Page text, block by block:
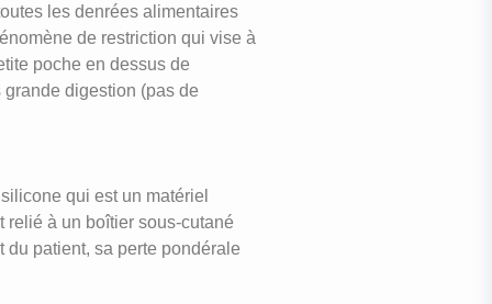
les denrées alimentaires
de restriction qui vise à
poche en dessus de
grande digestion (pas de
qui est un matériel
relié à un boîtier sous-cutané
patient, sa perte pondérale